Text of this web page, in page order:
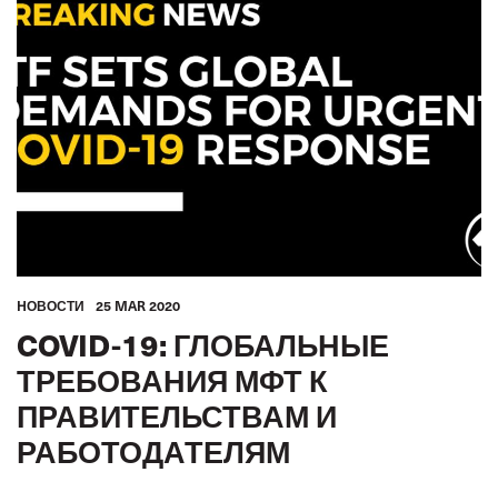
HОВОСТИ 25 MAR 2020
COVID-19: ГЛОБАЛЬНЫЕ
ТРЕБОВАНИЯ МФТ К
ПРАВИТЕЛЬСТВАМ И
РАБОТОДАТЕЛЯМ